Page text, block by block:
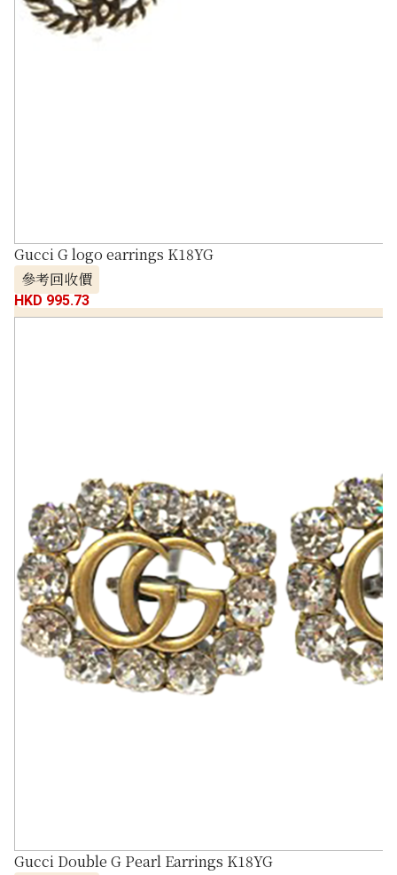
Gucci G logo earrings K18YG
參考回收價
HKD 995.73
Gucci Double G Pearl Earrings K18YG